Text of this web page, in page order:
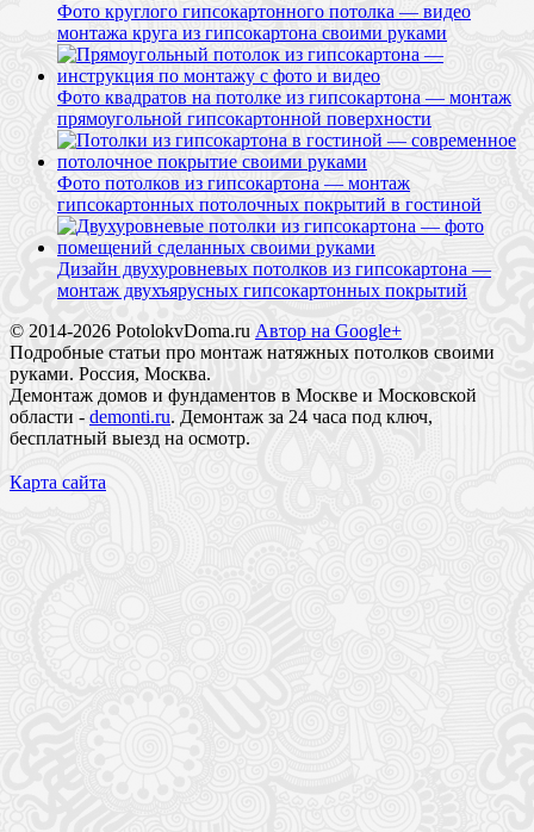
Фото круглого гипсокартонного потолка — видео
монтажа круга из гипсокартона своими руками
Фото квадратов на потолке из гипсокартона — монтаж
прямоугольной гипсокартонной поверхности
Фото потолков из гипсокартона — монтаж
гипсокартонных потолочных покрытий в гостиной
Дизайн двухуровневых потолков из гипсокартона —
монтаж двухъярусных гипсокартонных покрытий
© 2014-2026 PotolokvDoma.ru Автор на Google+
Подробные статьи про монтаж натяжных потолков своими
руками. Россия, Москва.
Демонтаж домов и фундаментов в Москве и Московской
области - demonti.ru. Демонтаж за 24 часа под ключ,
бесплатный выезд на осмотр.
Карта сайта